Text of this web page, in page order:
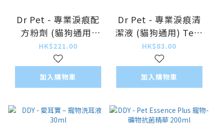
Dr Pet - 專業淚痕配
方粉劑 (貓狗通用)
Tear Stains
Remover Powder
30g
HK$221.00
加入購物車
Dr Pet - 專業淚痕清
潔液 (貓狗通用) Tear
Stains Remover
Liquid 118ml
HK$83.00
加入購物車